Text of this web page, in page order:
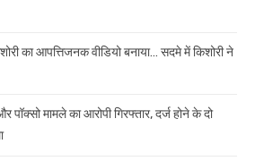
का आपत्तिजनक वीडियो बनाया… सदमे में किशोरी ने
मामले का आरोपी गिरफ्तार, दर्ज होने के दो